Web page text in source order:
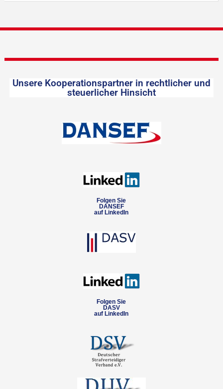
Unsere Kooperationspartner in rechtlicher und
steuerlicher Hinsicht
Folgen Sie
DANSEF
auf LinkedIn
Folgen Sie
DASV
auf LinkedIn